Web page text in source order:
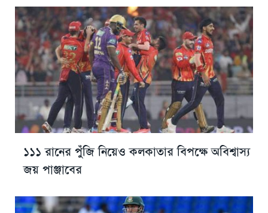
১১১ রানের পুঁজি নিয়েও কলকাতার বিপক্ষে অবিশ্বাস্য
জয় পাঞ্জাবের